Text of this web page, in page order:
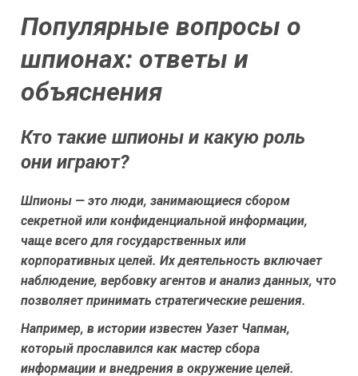
Популярные вопросы о
шпионах: ответы и
объяснения
Кто такие шпионы и какую роль
они играют?
Шпионы — это люди, занимающиеся сбором
секретной или конфиденциальной информации,
чаще всего для государственных или
корпоративных целей. Их деятельность включает
наблюдение, вербовку агентов и анализ данных, что
позволяет принимать стратегические решения.
Например, в истории известен Уазет Чапман,
который прославился как мастер сбора
информации и внедрения в окружение целей.